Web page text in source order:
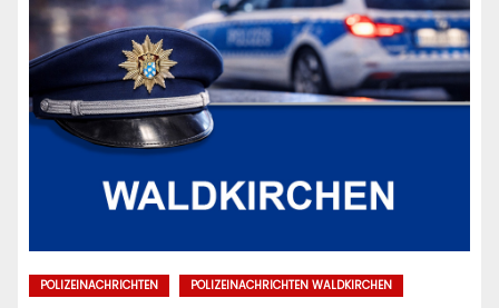
POLIZEINACHRICHTEN POLIZEINACHRICHTEN WALDKIRCHEN